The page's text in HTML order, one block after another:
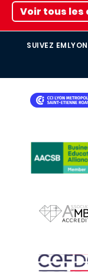
Voir tous les
SUIVEZ
IMAGE
IMAGE
IMAGE